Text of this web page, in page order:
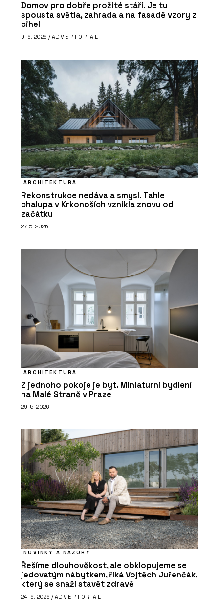
Domov pro dobře prožité stáří. Je tu
spousta světla, zahrada a na fasádě vzory z
cihel
9. 6. 2026 / ADVERTORIAL
ARCHITEKTURA
Rekonstrukce nedávala smysl. Tahle
chalupa v Krkonoších vznikla znovu od
začátku
27. 5. 2026
ARCHITEKTURA
Z jednoho pokoje je byt. Miniaturní bydlení
na Malé Straně v Praze
29. 5. 2026
NOVINKY A NÁZORY
Řešíme dlouhověkost, ale obklopujeme se
jedovatým nábytkem, říká Vojtěch Juřenčák,
který se snaží stavět zdravě
24. 6. 2026 / ADVERTORIAL